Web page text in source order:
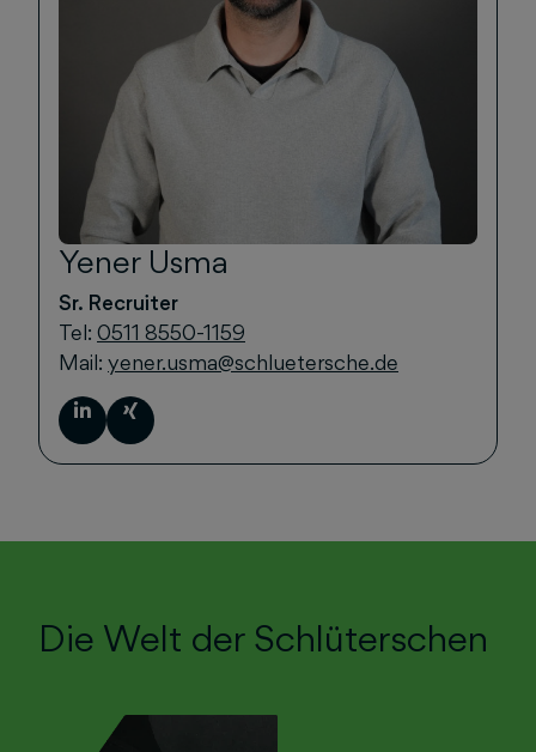
Yener Usma
Sr. Recruiter
Tel: 0511 8550-1159
Mail: yener.usma@schluetersche.de
Die Welt der Schlüterschen